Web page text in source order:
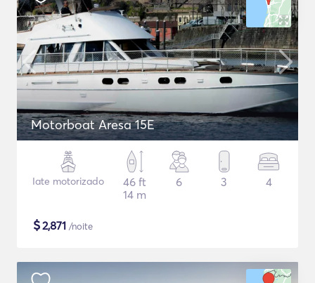
Motorboat Aresa 15E
Iate motorizado
46 ft
14 m
6 3 4
$2,871 /noite